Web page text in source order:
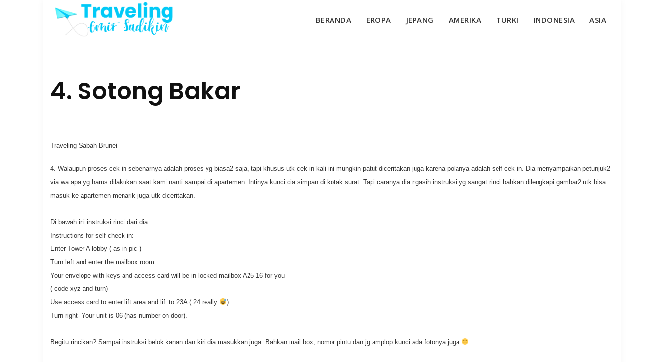
Skip
BERANDA EROPA JEPANG AMERIKA TURKI INDONESIA ASIA
4. Sotong Bakar
Traveling Sabah Brunei
4. Walaupun proses cek in sebenarnya adalah proses yg biasa2 saja, tapi khusus utk cek in kali ini mungkin patut diceritakan juga karena polanya adalah self cek in. Dia menyampaikan petunjuk2
via wa apa yg harus dilakukan saat kami nanti sampai di apartemen. Intinya kunci dia simpan di kotak surat. Tapi caranya dia ngasih instruksi yg sangat rinci bahkan dilengkapi gambar2 utk bisa
masuk ke apartemen menarik juga utk diceritakan.
Di bawah ini instruksi rinci dari dia:
Instructions for self check in:
Enter Tower A lobby ( as in pic )
Turn left and enter the mailbox room
Your envelope with keys and access card will be in locked mailbox A25-16 for you
( code xyz and turn)
Use access card to enter lift area and lift to 23A ( 24 really
)
Turn right- Your unit is 06 (has number on door).
Begitu rincikan? Sampai instruksi belok kanan dan kiri dia masukkan juga. Bahkan mail box, nomor pintu dan jg amplop kunci ada fotonya juga